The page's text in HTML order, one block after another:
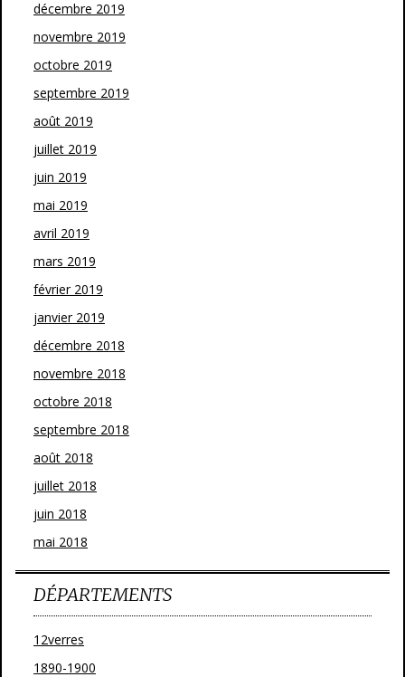
décembre 2019
novembre 2019
octobre 2019
septembre 2019
août 2019
juillet 2019
juin 2019
mai 2019
avril 2019
mars 2019
février 2019
janvier 2019
décembre 2018
novembre 2018
octobre 2018
septembre 2018
août 2018
juillet 2018
juin 2018
mai 2018
DÉPARTEMENTS
12verres
1890-1900